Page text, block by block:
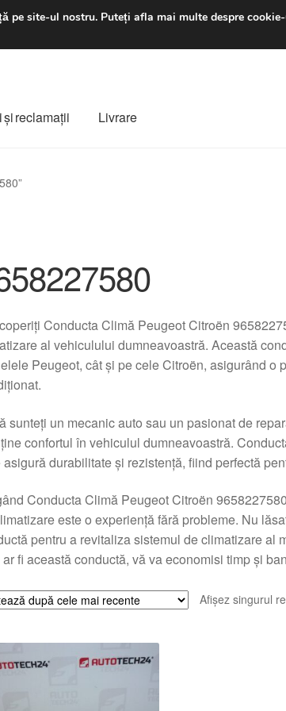
luni-vineri 9
reclamații Livrare
Conducta Climă Peugeot Citroën
al vehiculului dumneavoastră. Această
Peugeot, cât și pe cele Citroën, asigurând o
sunteți un mecanic auto sau un pasionat de
confortul în vehiculul dumneavoastră.
asigură durabilitate și rezistență, fiind perfectă
Conducta Climă Peugeot Citroën
este o experiență fără probleme. Nu
pentru a revitaliza sistemul de climatizare al
fi această conductă, vă va economisi timp și
Afișez singurul
pe site-ul nostru. Puteți afla mai multe despre